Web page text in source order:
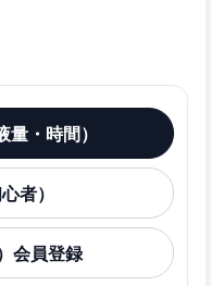
・時間）
者）
会員登録